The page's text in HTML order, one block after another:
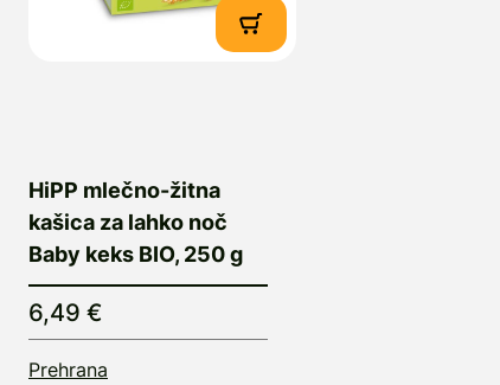
HiPP mlečno-žitna
kašica za lahko noč
Baby keks BIO, 250 g
6,49 €
Prehrana